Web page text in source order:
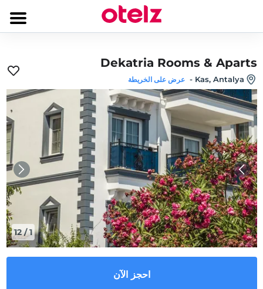
Dekatria Rooms & Aparts
Kas, Antalya
- عرض على الخريطة
1
/
12
احجز الآن